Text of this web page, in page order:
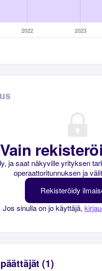
Vain
ja saat näkyville yrityksen
operaattoritunnuksen ja
Rekisteröidy
Jos sinulla on jo käyttäjä,
(1)